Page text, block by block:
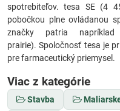
spotrebiteľov. tesa SE (4
pobočkou plne ovládanou
značky patria
prairie). Spoločnosť tesa je
pre farmaceutický priemysel.
Viac z kategórie
Stavba